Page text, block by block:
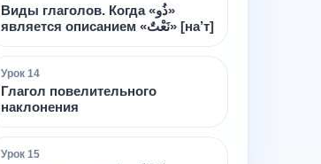
Виды глаголов. Когда «ذُو»
является описанием «نَعْتٌ» [на’т]
Урок 14
Глагол повелительного
наклонения
Урок 15